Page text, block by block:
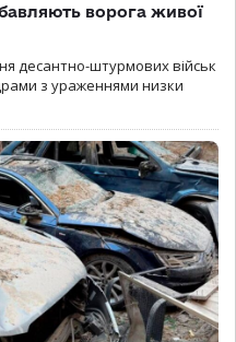
ворога живої
десантно-штурмових військ
з ураженнями низки